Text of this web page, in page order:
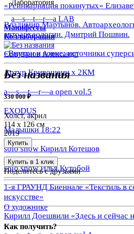
«Реинкарнация покинутых»
Владимир Мартынов.
автоархеологии. Дмитрий Пошвин.
«Внутри и вовне: источники
Артур Кривошеин х 2КМ
a—s—t—r—a open vol.5
EXODUS
Малышки 18:22
solo show Кирилл Котешов
solo show Илья Кутобой
1-я ГРАУНД Биеннале «Текстиль в
искусстве»
Кирилл Доешвили «Здесь и сейчас
Лаборатория
a—s—t—r—a LAB
Манифесты
Коллаборации
Селиванов Александр
Без названия
330 000 ₽
Холст, акрил
114 x 126 см
2019
Купить
Купить в 1 клик
Поделитесь с друзьями
О художнике
Как получить?